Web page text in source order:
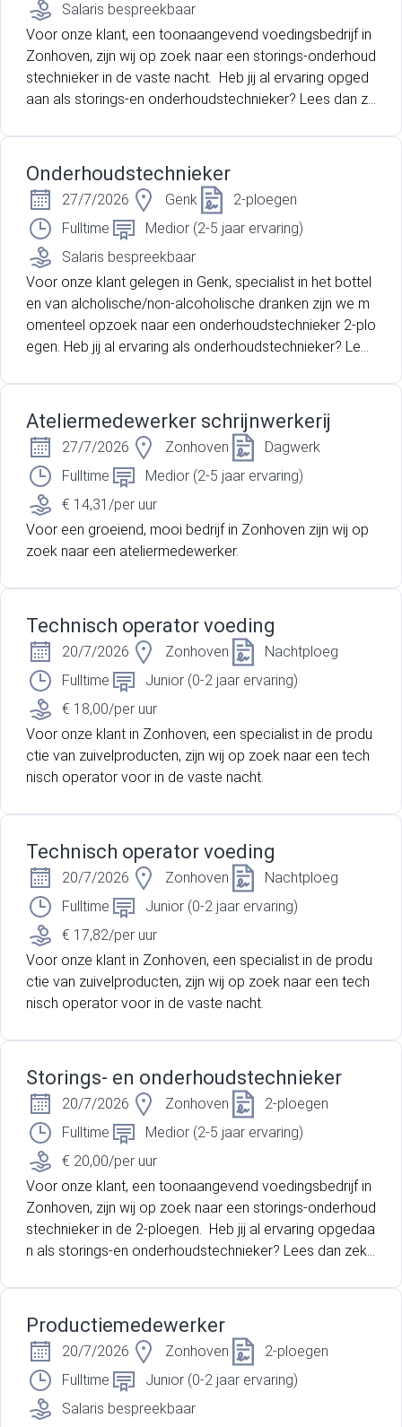
Salaris bespreekbaar
Voor onze klant, een toonaangevend voedingsbedrijf in
Zonhoven, zijn wij op zoek naar een storings-onderhoud
stechnieker in de vaste nacht. Heb jij al ervaring opged
aan als storings-en onderhoudstechnieker? Lees dan ze
Onderhoudstechnieker
27/7/2026 Genk
2-ploegen
Fulltime
Medior (2-5 jaar ervaring)
Salaris bespreekbaar
Voor onze klant gelegen in Genk, specialist in het bottel
en van alcholische/non-alcoholische dranken zijn we m
omenteel opzoek naar een onderhoudstechnieker 2-plo
egen. Heb jij al ervaring als onderhoudstechnieker? Lees
Ateliermedewerker schrijnwerkerij
27/7/2026 Zonhoven
Dagwerk
Fulltime
Medior (2-5 jaar ervaring)
€ 14,31/per uur
Voor een groeiend, mooi bedrijf in Zonhoven zijn wij op
zoek naar een ateliermedewerker.
Technisch operator voeding
20/7/2026 Zonhoven
Nachtploeg
Fulltime
Junior (0-2 jaar ervaring)
€ 18,00/per uur
Voor onze klant in Zonhoven, een specialist in de produ
ctie van zuivelproducten, zijn wij op zoek naar een tech
nisch operator voor in de vaste nacht.
Technisch operator voeding
20/7/2026 Zonhoven
Nachtploeg
Fulltime
Junior (0-2 jaar ervaring)
€ 17,82/per uur
Voor onze klant in Zonhoven, een specialist in de produ
ctie van zuivelproducten, zijn wij op zoek naar een tech
nisch operator voor in de vaste nacht.
Storings- en onderhoudstechnieker
20/7/2026 Zonhoven
2-ploegen
Fulltime
Medior (2-5 jaar ervaring)
€ 20,00/per uur
Voor onze klant, een toonaangevend voedingsbedrijf in
Zonhoven, zijn wij op zoek naar een storings-onderhoud
stechnieker in de 2-ploegen. Heb jij al ervaring opgedaa
n als storings-en onderhoudstechnieker? Lees dan zeke
Productiemedewerker
20/7/2026 Zonhoven
2-ploegen
Fulltime
Junior (0-2 jaar ervaring)
Salaris bespreekbaar